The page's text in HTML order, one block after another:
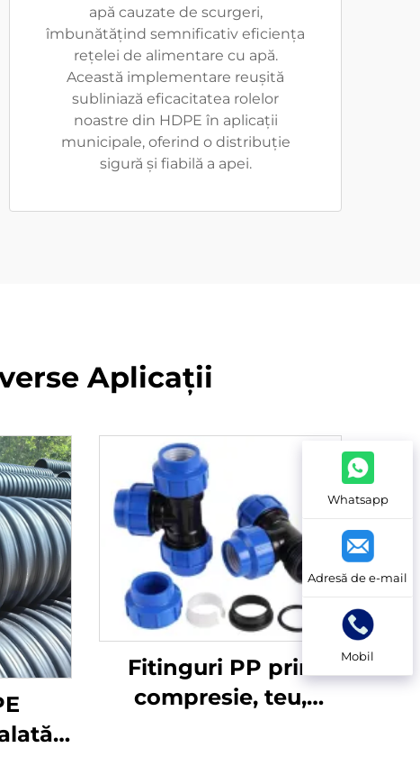
apă cauzate de scurgeri,
îmbunătățind semnificativ eficiența
rețelei de alimentare cu apă.
Această implementare reușită
subliniază eficacitatea rolelor
noastre din HDPE în aplicații
municipale, oferind o distribuție
sigură și fiabilă a apei.
Aplicații
Fitinguri PP prin
compresie, teu,
Whatsapp
Adresă de e-mail
Mobil